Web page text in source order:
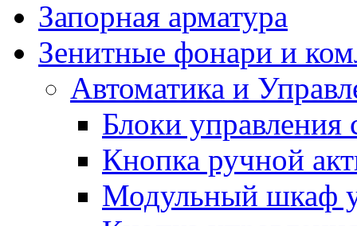
Запорная арматура
Зенитные фонари и
Автоматика и
Блоки
Кнопка ручной
Модульный шкаф